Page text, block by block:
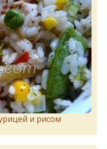
и рисом